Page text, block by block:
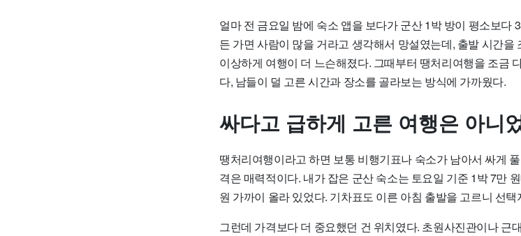
얼마 전 금요일 밤에 숙소 앱을 보다가 군산 1박 방이 평소보다
든 가면 사람이 많을 거라고 생각해서 망설였는데, 출발 시간
이상하게 여행이 더 느슨해졌다. 그때부터 땡처리여행을 조금
다, 남들이 덜 고른 시간과 장소를 골라보는 방식에 가까웠다.
싸다고 급하게 고른 여행은 아니
땡처리여행이라고 하면 보통 비행기표나 숙소가 남아서 싸게
격은 매력적이다. 내가 잡은 군산 숙소는 토요일 기준 1박 7만
원 가까이 올라 있었다. 기차표도 이른 아침 출발을 고르니 선
그런데 가격보다 더 중요했던 건 위치였다. 초원사진관이나 근